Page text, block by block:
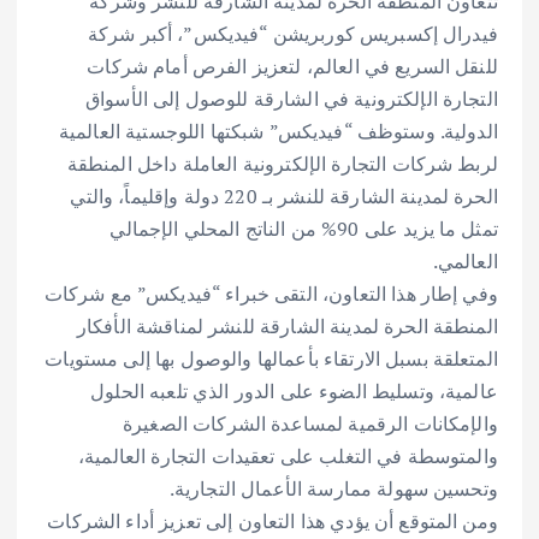
فيدرال إكسبريس كوربريشن “فيديكس”، أكبر شركة
للنقل السريع في العالم، لتعزيز الفرص أمام شركات
التجارة الإلكترونية في الشارقة للوصول إلى الأسواق
الدولية. وستوظف “فيديكس” شبكتها اللوجستية العالمية
لربط شركات التجارة الإلكترونية العاملة داخل المنطقة
الحرة لمدينة الشارقة للنشر بـ 220 دولة وإقليماً، والتي
تمثل ما يزيد على 90% من الناتج المحلي الإجمالي
العالمي.
وفي إطار هذا التعاون، التقى خبراء “فيديكس” مع شركات
المنطقة الحرة لمدينة الشارقة للنشر لمناقشة الأفكار
المتعلقة بسبل الارتقاء بأعمالها والوصول بها إلى مستويات
عالمية، وتسليط الضوء على الدور الذي تلعبه الحلول
والإمكانات الرقمية لمساعدة الشركات الصغيرة
والمتوسطة في التغلب على تعقيدات التجارة العالمية،
وتحسين سهولة ممارسة الأعمال التجارية.
ومن المتوقع أن يؤدي هذا التعاون إلى تعزيز أداء الشركات